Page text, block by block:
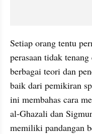
Setiap orang tentu
perasaan tidak
berbagai teori dan
baik dari pemikiran
ini membahas cara
al-Ghazali dan
memiliki pandangan